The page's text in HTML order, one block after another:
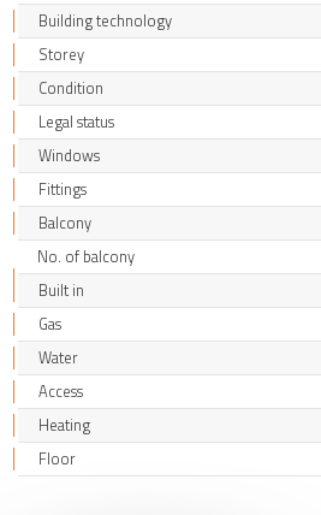
Building technology
Storey
Condition
Legal status
Windows
Fittings
Balcony
No. of balcony
Built in
Gas
Water
Access
Heating
Floor